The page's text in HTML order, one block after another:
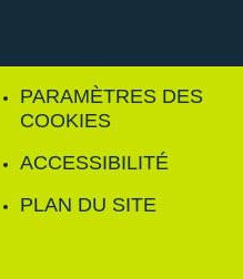
PARAMÈTRES DES
COOKIES
ACCESSIBILITÉ
PLAN DU SITE